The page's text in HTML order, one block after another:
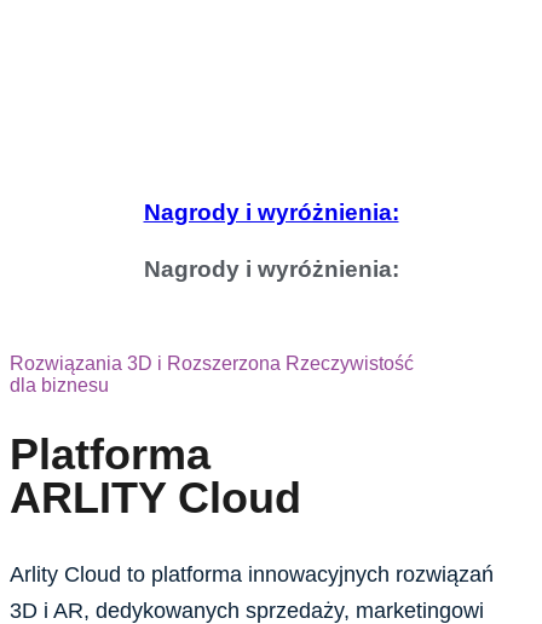
Nagrody i wyróżnienia:
Nagrody i wyróżnienia:
Rozwiązania 3D i Rozszerzona Rzeczywistość
dla biznesu
Platforma
ARLITY Cloud
Arlity Cloud to platforma innowacyjnych rozwiązań
3D i AR, dedykowanych sprzedaży, marketingowi